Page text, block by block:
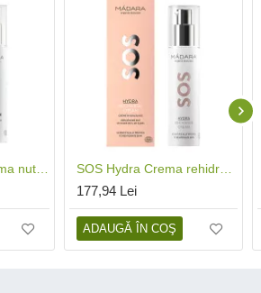
177,94 Lei
ADAUGĂ ÎN COŞ